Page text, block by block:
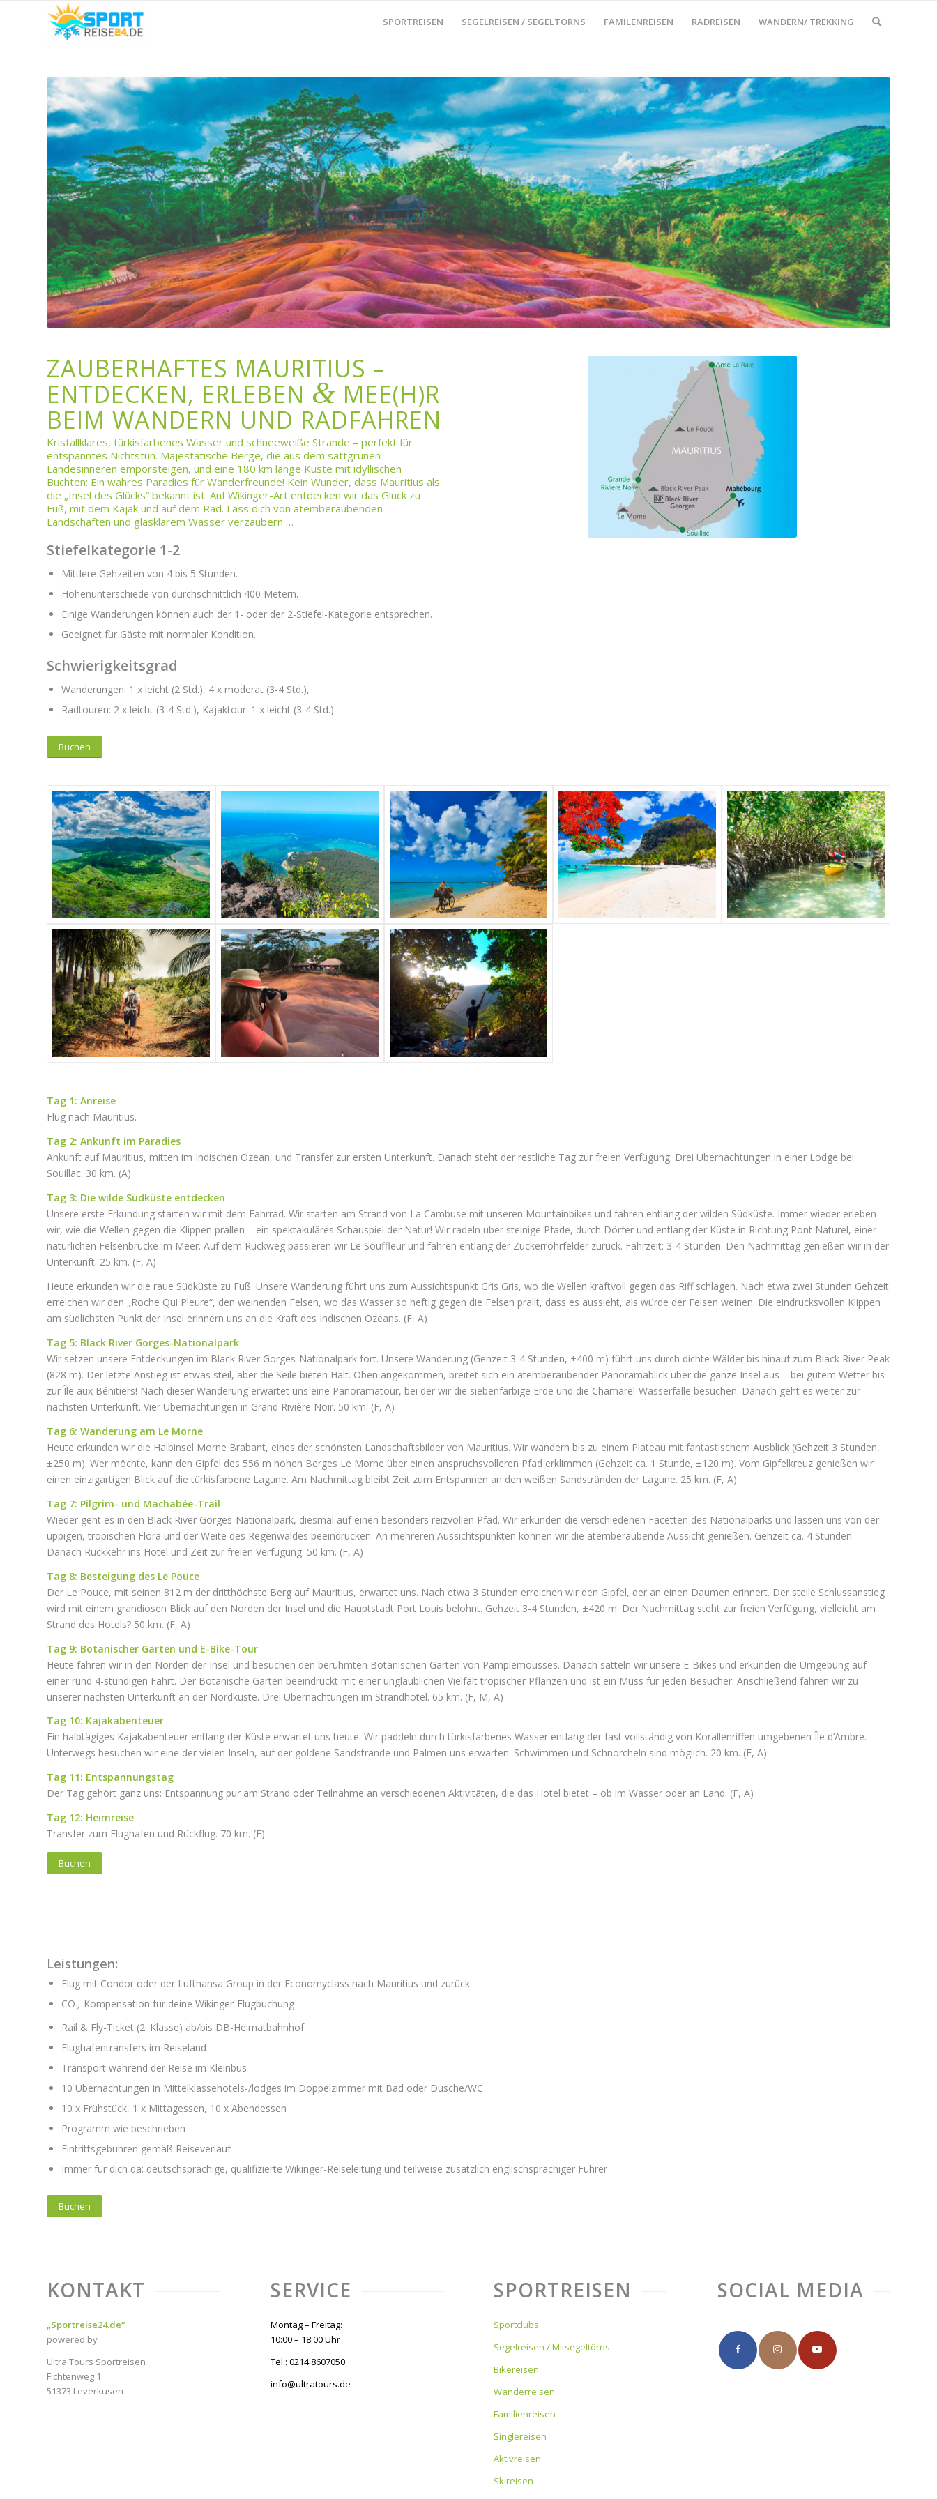
SPORTREISEN SEGELREISEN / SEGELTÖRNS FAMILENREISEN RADREISEN WANDERN/ TREKKING
ZAUBERHAFTES MAURITIUS –
ENTDECKEN, ERLEBEN & MEE(H)R
BEIM WANDERN UND RADFAHREN
Kristallklares, türkisfarbenes Wasser und schneeweiße Strände – perfekt für
entspanntes Nichtstun. Majestätische Berge, die aus dem sattgrünen
Landesinneren emporsteigen, und eine 180 km lange Küste mit idyllischen
Buchten: Ein wahres Paradies für Wanderfreunde! Kein Wunder, dass Mauritius als
die „Insel des Glücks“ bekannt ist. Auf Wikinger-Art entdecken wir das Glück zu
Fuß, mit dem Kajak und auf dem Rad. Lass dich von atemberaubenden
Landschaften und glasklarem Wasser verzaubern …
Stiefelkategorie 1-2
Mittlere Gehzeiten von 4 bis 5 Stunden.
Höhenunterschiede von durchschnittlich 400 Metern.
Einige Wanderungen können auch der 1- oder der 2-Stiefel-Kategorie entsprechen.
Geeignet für Gäste mit normaler Kondition.
Schwierigkeitsgrad
Wanderungen: 1 x leicht (2 Std.), 4 x moderat (3-4 Std.),
Radtouren: 2 x leicht (3-4 Std.), Kajaktour: 1 x leicht (3-4 Std.)
Buchen
Tag 1: Anreise
Flug nach Mauritius.
Tag 2: Ankunft im Paradies
Ankunft auf Mauritius, mitten im Indischen Ozean, und Transfer zur ersten Unterkunft. Danach steht der restliche Tag zur freien Verfügung. Drei Übernachtungen in einer Lodge bei
Souillac. 30 km. (A)
Tag 3: Die wilde Südküste entdecken
Unsere erste Erkundung starten wir mit dem Fahrrad. Wir starten am Strand von La Cambuse mit unseren Mountainbikes und fahren entlang der wilden Südküste. Immer wieder erleben
wir, wie die Wellen gegen die Klippen prallen – ein spektakuläres Schauspiel der Natur! Wir radeln über steinige Pfade, durch Dörfer und entlang der Küste in Richtung Pont Naturel, einer
natürlichen Felsenbrücke im Meer. Auf dem Rückweg passieren wir Le Souffleur und fahren entlang der Zuckerrohrfelder zurück. Fahrzeit: 3-4 Stunden. Den Nachmittag genießen wir in der
Unterkunft. 25 km. (F, A)
Heute erkunden wir die raue Südküste zu Fuß. Unsere Wanderung führt uns zum Aussichtspunkt Gris Gris, wo die Wellen kraftvoll gegen das Riff schlagen. Nach etwa zwei Stunden Gehzeit
erreichen wir den „Roche Qui Pleure“, den weinenden Felsen, wo das Wasser so heftig gegen die Felsen prallt, dass es aussieht, als würde der Felsen weinen. Die eindrucksvollen Klippen
am südlichsten Punkt der Insel erinnern uns an die Kraft des Indischen Ozeans. (F, A)
Tag 5: Black River Gorges-Nationalpark
Wir setzen unsere Entdeckungen im Black River Gorges-Nationalpark fort. Unsere Wanderung (Gehzeit 3-4 Stunden, ±400 m) führt uns durch dichte Wälder bis hinauf zum Black River Peak
(828 m). Der letzte Anstieg ist etwas steil, aber die Seile bieten Halt. Oben angekommen, breitet sich ein atemberaubender Panoramablick über die ganze Insel aus – bei gutem Wetter bis
zur Île aux Bénitiers! Nach dieser Wanderung erwartet uns eine Panoramatour, bei der wir die siebenfarbige Erde und die Chamarel-Wasserfälle besuchen. Danach geht es weiter zur
nächsten Unterkunft. Vier Übernachtungen in Grand Rivière Noir. 50 km. (F, A)
Tag 6: Wanderung am Le Morne
Heute erkunden wir die Halbinsel Morne Brabant, eines der schönsten Landschaftsbilder von Mauritius. Wir wandern bis zu einem Plateau mit fantastischem Ausblick (Gehzeit 3 Stunden,
±250 m). Wer möchte, kann den Gipfel des 556 m hohen Berges Le Morne über einen anspruchsvolleren Pfad erklimmen (Gehzeit ca. 1 Stunde, ±120 m). Vom Gipfelkreuz genießen wir
einen einzigartigen Blick auf die türkisfarbene Lagune. Am Nachmittag bleibt Zeit zum Entspannen an den weißen Sandstränden der Lagune. 25 km. (F, A)
Tag 7: Pilgrim- und Machabée-Trail
Wieder geht es in den Black River Gorges-Nationalpark, diesmal auf einen besonders reizvollen Pfad. Wir erkunden die verschiedenen Facetten des Nationalparks und lassen uns von der
üppigen, tropischen Flora und der Weite des Regenwaldes beeindrucken. An mehreren Aussichtspunkten können wir die atemberaubende Aussicht genießen. Gehzeit ca. 4 Stunden.
Danach Rückkehr ins Hotel und Zeit zur freien Verfügung. 50 km. (F, A)
Tag 8: Besteigung des Le Pouce
Der Le Pouce, mit seinen 812 m der dritthöchste Berg auf Mauritius, erwartet uns. Nach etwa 3 Stunden erreichen wir den Gipfel, der an einen Daumen erinnert. Der steile Schlussanstieg
wird mit einem grandiosen Blick auf den Norden der Insel und die Hauptstadt Port Louis belohnt. Gehzeit 3-4 Stunden, ±420 m. Der Nachmittag steht zur freien Verfügung, vielleicht am
Strand des Hotels? 50 km. (F, A)
Tag 9: Botanischer Garten und E-Bike-Tour
Heute fahren wir in den Norden der Insel und besuchen den berühmten Botanischen Garten von Pamplemousses. Danach satteln wir unsere E-Bikes und erkunden die Umgebung auf
einer rund 4-stündigen Fahrt. Der Botanische Garten beeindruckt mit einer unglaublichen Vielfalt tropischer Pflanzen und ist ein Muss für jeden Besucher. Anschließend fahren wir zu
unserer nächsten Unterkunft an der Nordküste. Drei Übernachtungen im Strandhotel. 65 km. (F, M, A)
Tag 10: Kajakabenteuer
Ein halbtägiges Kajakabenteuer entlang der Küste erwartet uns heute. Wir paddeln durch türkisfarbenes Wasser entlang der fast vollständig von Korallenriffen umgebenen Île d’Ambre.
Unterwegs besuchen wir eine der vielen Inseln, auf der goldene Sandstrände und Palmen uns erwarten. Schwimmen und Schnorcheln sind möglich. 20 km. (F, A)
Tag 11: Entspannungstag
Der Tag gehört ganz uns: Entspannung pur am Strand oder Teilnahme an verschiedenen Aktivitäten, die das Hotel bietet – ob im Wasser oder an Land. (F, A)
Tag 12: Heimreise
Transfer zum Flughafen und Rückflug. 70 km. (F)
Buchen
Leistungen:
Flug mit Condor oder der Lufthansa Group in der Economyclass nach Mauritius und zurück
CO2-Kompensation für deine Wikinger-Flugbuchung
Rail & Fly-Ticket (2. Klasse) ab/bis DB-Heimatbahnhof
Flughafentransfers im Reiseland
Transport während der Reise im Kleinbus
10 Übernachtungen in Mittelklassehotels-/lodges im Doppelzimmer mit Bad oder Dusche/WC
10 x Frühstück, 1 x Mittagessen, 10 x Abendessen
Programm wie beschrieben
Eintrittsgebühren gemäß Reiseverlauf
Immer für dich da: deutschsprachige, qualifizierte Wikinger-Reiseleitung und teilweise zusätzlich englischsprachiger Führer
Buchen
KONTAKT
„Sportreise24.de“
powered by
Ultra Tours Sportreisen
Fichtenweg 1
51373 Leverkusen
SERVICE
Montag – Freitag:
10:00 – 18:00 Uhr
Tel.: 0214 8607050
info@ultratours.de
SPORTREISEN
Sportclubs
Segelreisen / Mitsegeltörns
Bikereisen
Wanderreisen
Familienreisen
Singlereisen
Aktivreisen
Skireisen
SOCIAL MEDIA